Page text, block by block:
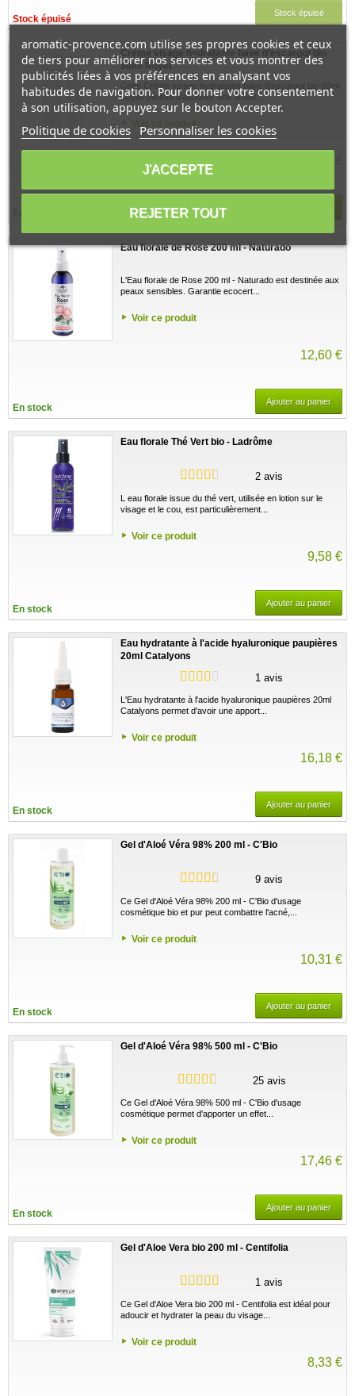
Stock épuisé
Stock épuisé
Crème visage hydratante bave d’escargot bio
50ml Royer
Cette Crème visage hydratante bave d’escargot bio 50ml
Royer permet d'apporter une action...
Voir ce produit
47,10 €
Eau florale de Rose 200 ml - Naturado
L'Eau florale de Rose 200 ml - Naturado est destinée aux
peaux sensibles. Garantie ecocert...
Voir ce produit
12,60 €
En stock
Ajouter au panier
Eau florale Thé Vert bio - Ladrôme
2 avis
L eau florale issue du thé vert, utilisée en lotion sur le
visage et le cou, est particulièrement...
Voir ce produit
9,58 €
En stock
Ajouter au panier
Eau hydratante à l'acide hyaluronique paupières
20ml Catalyons
1 avis
L'Eau hydratante à l'acide hyaluronique paupières 20ml
Catalyons permet d'avoir une apport...
Voir ce produit
16,18 €
En stock
Ajouter au panier
Gel d'Aloé Véra 98% 200 ml - C'Bio
9 avis
Ce Gel d'Aloé Véra 98% 200 ml - C'Bio d'usage
cosmétique bio et pur peut combattre l'acné,...
Voir ce produit
10,31 €
En stock
Ajouter au panier
Gel d'Aloé Véra 98% 500 ml - C'Bio
25 avis
Ce Gel d'Aloé Véra 98% 500 ml - C'Bio d'usage
cosmétique permet d'apporter un effet...
Voir ce produit
17,46 €
En stock
Ajouter au panier
Gel d'Aloe Vera bio 200 ml - Centifolia
1 avis
Ce Gel d'Aloe Vera bio 200 ml - Centifolia est idéal pour
adoucir et hydrater la peau du visage...
Voir ce produit
8,33 €
aromatic-provence.com utilise ses propres cookies et ceux
de tiers pour améliorer nos services et vous montrer des
publicités liées à vos préférences en analysant vos
habitudes de navigation. Pour donner votre consentement
à son utilisation, appuyez sur le bouton Accepter.
Politique de cookies Personnaliser les cookies
REJETER TOUT
J'ACCEPTE